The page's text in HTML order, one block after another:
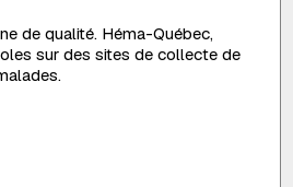
de qualité. Héma-Québec,
sur des sites de collecte de